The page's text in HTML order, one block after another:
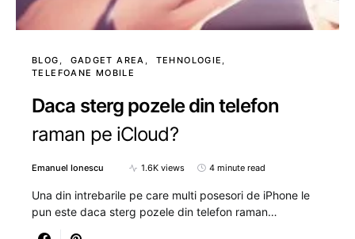
BLOG GADGET AREA
TEHNOLOGIE
TELEFOANE MOBILE
Daca sterg pozele din telefon
raman pe iCloud?
Emanuel Ionescu 1.6K views 4 minute read
Una din intrebarile pe care multi posesori de iPhone le
pun este daca sterg pozele din telefon raman…